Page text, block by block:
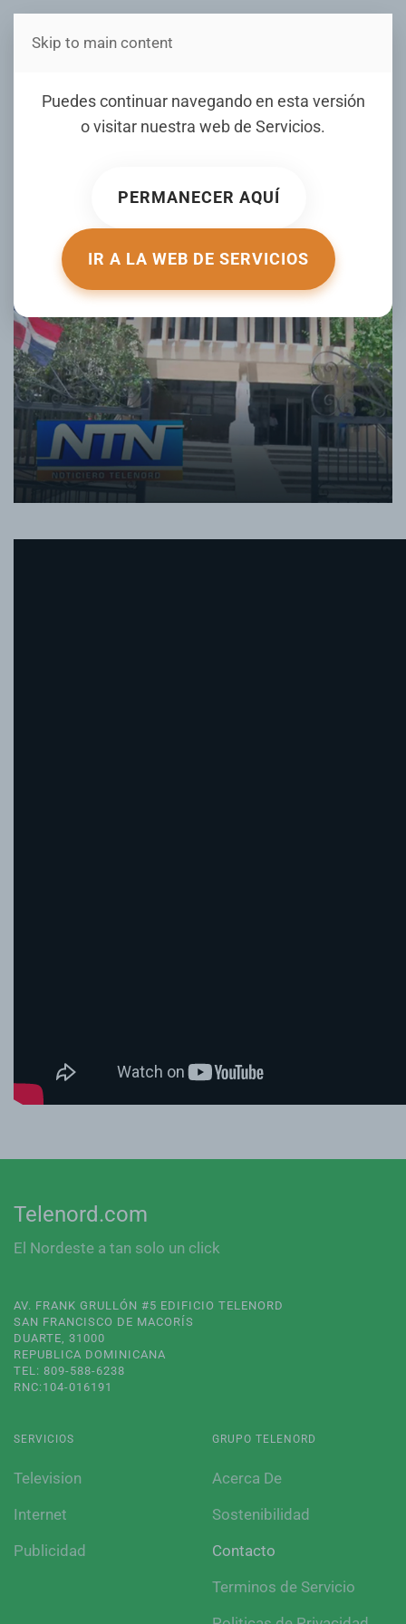
Estás en Telenord Medios
Puedes continuar navegando en esta versión
o visitar nuestra web de Servicios.
PERMANECER AQUÍ
IR A LA WEB DE SERVICIOS
Skip to main content
Envían a prisión a hombre
acusado de asaltar
ESCRITO POR NOTICIERO TELENORD EL23 OCTUBRE 2025
Telenord.com
El Nordeste a tan solo un click
AV. FRANK GRULLÓN #5 EDIFICIO TELENORD
SAN FRANCISCO DE MACORÍS
DUARTE, 31000
REPUBLICA DOMINICANA
TEL: 809-588-6238
RNC:104-016191
SERVICIOS
Television
Internet
Publicidad
GRUPO TELENORD
Acerca De
Sostenibilidad
Contacto
Terminos de Servicio